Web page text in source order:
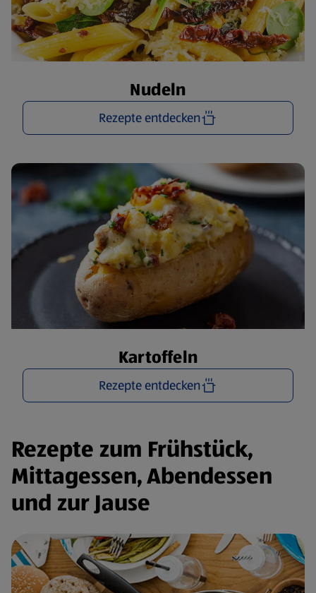
Nudeln
Rezepte entdecken
Kartoffeln
Rezepte entdecken
Rezepte zum Frühstück,
Mittagessen, Abendessen
und zur Jause